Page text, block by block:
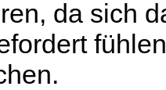
da sich